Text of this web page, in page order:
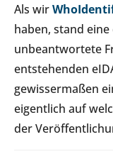
Als wir
haben, stand
unbeantwortete
entstehenden
gewissermaßen
eigentlich auf
der